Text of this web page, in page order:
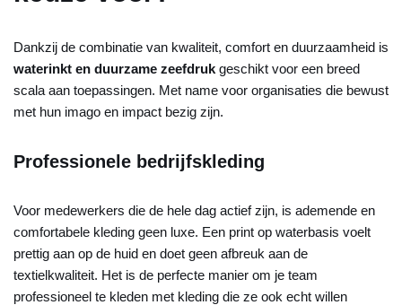
Dankzij de combinatie van kwaliteit, comfort en duurzaamheid is
waterinkt en duurzame zeefdruk geschikt voor een breed
scala aan toepassingen. Met name voor organisaties die bewust
met hun imago en impact bezig zijn.
Professionele bedrijfskleding
Voor medewerkers die de hele dag actief zijn, is ademende en
comfortabele kleding geen luxe. Een print op waterbasis voelt
prettig aan op de huid en doet geen afbreuk aan de
textielkwaliteit. Het is de perfecte manier om je team
professioneel te kleden met kleding die ze ook echt willen